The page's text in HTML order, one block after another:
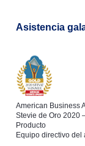
Asistencia
American Business
Stevie de Oro 2020
Producto
Equipo directivo del